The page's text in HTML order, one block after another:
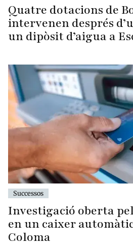
Quatre dotacions de
intervenen després
un dipòsit d’aigua a
Successos
Investigació oberta
en un caixer
Coloma